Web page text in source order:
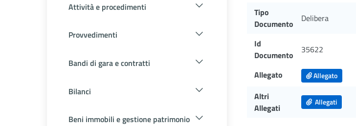
Attività e procedimenti
Provvedimenti
Bandi di gara e contratti
Bilanci
Beni immobili e gestione patrimonio
Tipo
Documento
Delibera
Id
Documento
35622
Allegato Allegato
Altri
Allegati
Allegati